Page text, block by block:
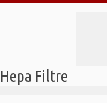
Hepa Filtre